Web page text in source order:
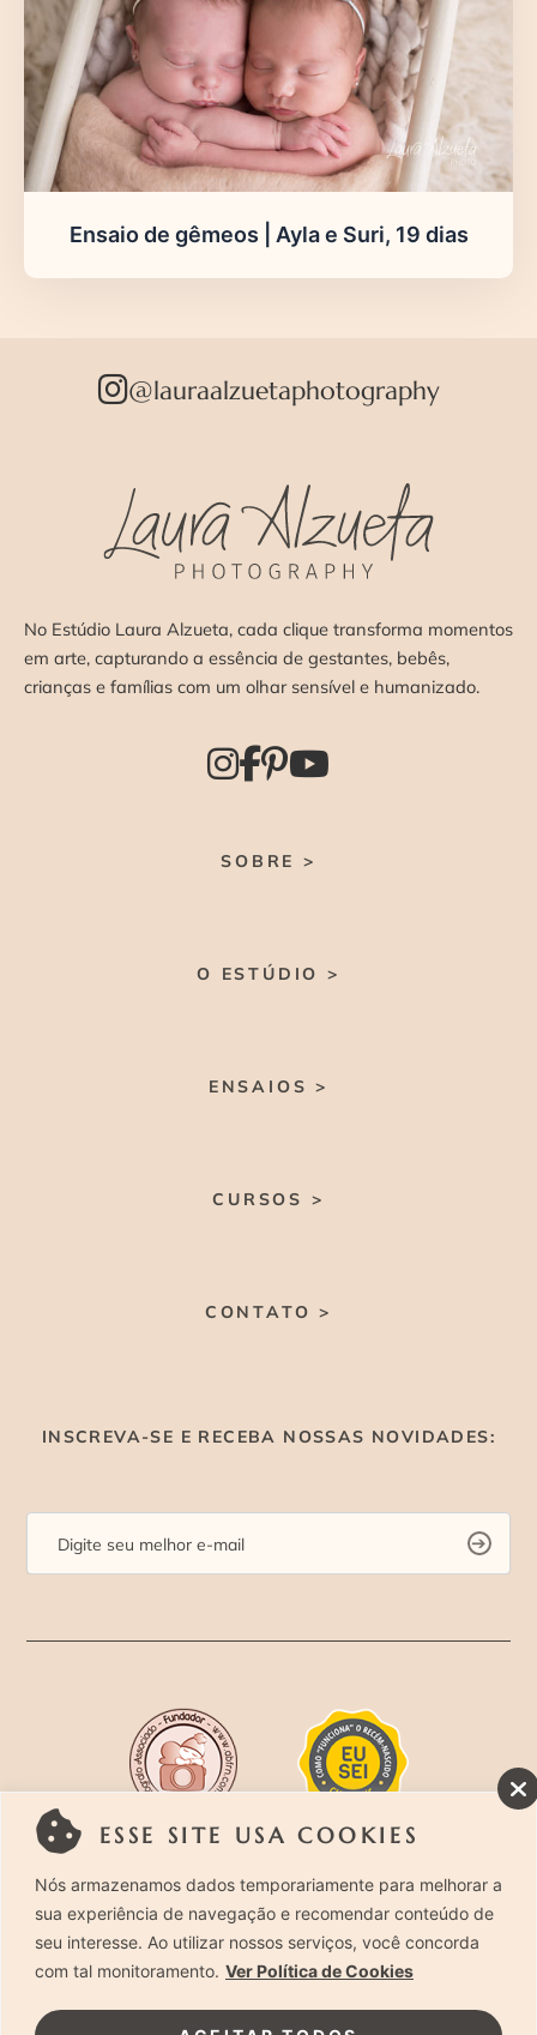
ESSE SITE USA COOKIES
Nós armazenamos dados temporariamente para melhorar a
sua experiência de navegação e recomendar conteúdo de
seu interesse. Ao utilizar nossos serviços, você concorda
com tal monitoramento. Ver Política de Cookies
Ensaio de gêmeos | Ayla e Suri, 19 dias
@lauraalzuetaphotography
No Estúdio Laura Alzueta, cada clique transforma momentos
em arte, capturando a essência de gestantes, bebês,
crianças e famílias com um olhar sensível e humanizado.
SOBRE >
O ESTÚDIO >
ENSAIOS >
CURSOS >
CONTATO >
INSCREVA-SE E RECEBA NOSSAS NOVIDADES:
Rua Costa Carvalho, 419 – Pinheiros, São Paulo –
SP. CEP 05429-130 – Telefone: (11) 94494-1818